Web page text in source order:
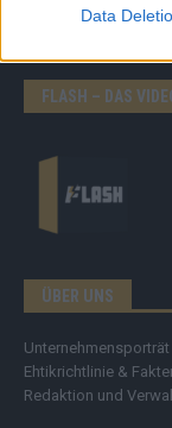
Data
Streams & Storys
FLASH – DAS
ÜBER UNS
Unternehmensporträt
Ehtikrichtlinie &
Redaktion und